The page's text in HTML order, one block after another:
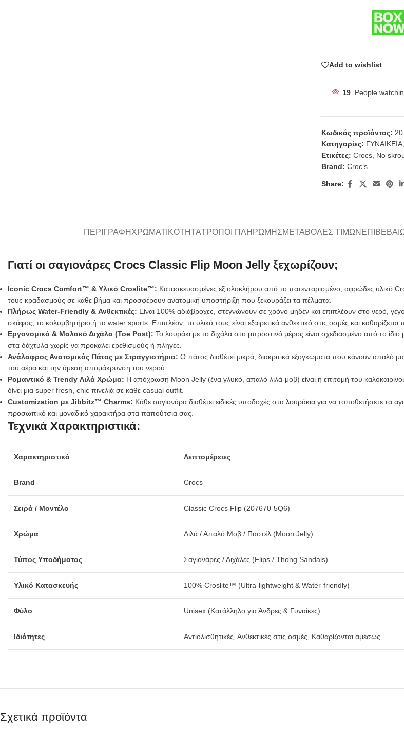
Add to wishlist
19 People
Κωδικός προϊόντος:
Κατηγορίες: ΓΥΝΑΙΚΕΙΑ,
Ετικέτες: Crocs, No
Brand: Croc’s
Share:
ΠΕΡΙΓΡΑΦΉ ΧΡΩΜΑΤΙΚΌΤΗΤΑΤΡΌΠΟΙ ΠΛΗΡΩΜΉΣΜΕΤΑΒΟΛΈΣ ΤΙΜΏΝ
Γιατί οι σαγιονάρες Crocs Classic Flip Moon Jelly ξεχωρίζουν;
Iconic Crocs Comfort™ & Υλικό Croslite™: Κατασκευασμένες εξ ολοκλήρου από το πατενταρισμένο, αφρώδες υλικό
τους κραδασμούς σε κάθε βήμα και προσφέρουν ανατομική υποστήριξη που ξεκουράζει τα πέλματα.
Πλήρως Water-Friendly & Ανθεκτικές: Είναι 100% αδιάβροχες, στεγνώνουν σε χρόνο μηδέν και επιπλέουν στο νερό,
σκάφος, το κολυμβητήριο ή τα water sports. Επιπλέον, το υλικό τους είναι εξαιρετικά ανθεκτικό στις οσμές και καθαρίζεται
Εργονομικό & Μαλακό Διχάλα (Toe Post): Το λουράκι με το διχάλα στο μπροστινό μέρος είναι σχεδιασμένο από το
στα δάχτυλα χωρίς να προκαλεί ερεθισμούς ή πληγές.
Ανάλαφρος Ανατομικός Πάτος με Στραγγιστήρια: Ο πάτος διαθέτει μικρά, διακριτικά εξογκώματα που κάνουν
του αέρα και την άμεση απομάκρυνση του νερού.
Ρομαντικό & Trendy Λιλά Χρώμα: Η απόχρωση Moon Jelly (ένα γλυκό, απαλό λιλά-μοβ) είναι η επιτομή του
δίνει μια super fresh, chic πινελιά σε κάθε casual outfit.
Customization με Jibbitz™ Charms: Κάθε σαγιονάρα διαθέτει ειδικές υποδοχές στα λουράκια για να τοποθετήσετε
προσωπικό και μοναδικό χαρακτήρα στα παπούτσια σας.
Τεχνικά Χαρακτηριστικά:
Χαρακτηριστικό Λεπτομέρειες
Brand Crocs
Σειρά / Μοντέλο Classic Crocs Flip (207670-5Q6)
Χρώμα Λιλά / Απαλό Μοβ / Παστέλ (Moon Jelly)
Τύπος Υποδήματος Σαγιονάρες / Διχάλες (Flips / Thong Sandals)
Υλικό Κατασκευής 100% Croslite™ (Ultra-lightweight & Water-friendly)
Φύλο Unisex (Κατάλληλο για Άνδρες & Γυναίκες)
Ιδιότητες Αντιολισθητικές, Ανθεκτικές στις οσμές, Καθαρίζονται αμέσως
Σχετικά προϊόντα